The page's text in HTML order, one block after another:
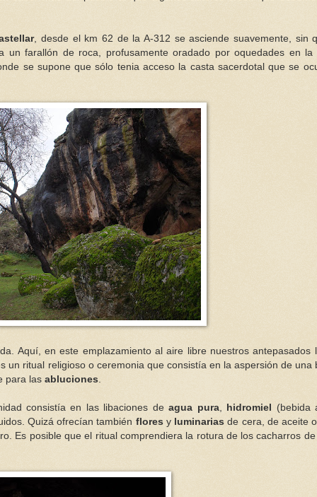
, desde el km 62 de la A-312 se asciende suavemente, sin
un farallón de roca, profusamente oradado por oquedades en la
se supone que sólo tenia acceso la casta sacerdotal que se
Aquí, en este emplazamiento al aire libre nuestros antepasados
un ritual religioso o ceremonia que consistía en la aspersión de una
para las abluciones
consistía en las libaciones deagua pura, hidromiel
(bebida
Quizá ofrecían también flores y luminarias de cera, de aceite
Es posible que el ritual comprendiera la rotura de los cacharros